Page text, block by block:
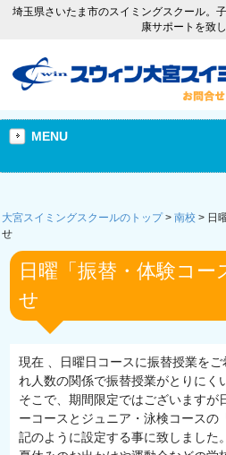
埼玉県さいたま市のスイミングスクール。
康サポートを致し
MENU
大宮スイミングスクールのトップ> 南校 > 日
せ
日曜「振替・体験コー
せ
現在 、日曜日コースに振替授業を
れ人数の関係で振替授業がとりにく
そこで、期間限定ではございますが
ーコースとジュニア・泳検コースの
記のように設定する事に致しました。